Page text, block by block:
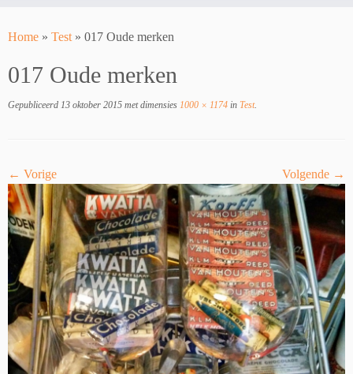
toHome » Test » 017 Oude merken
017 Oude merken
Gepubliceerd 13 oktober 2015 met dimensies 1000 × 1174 in Test.
← Vorige Volgende →